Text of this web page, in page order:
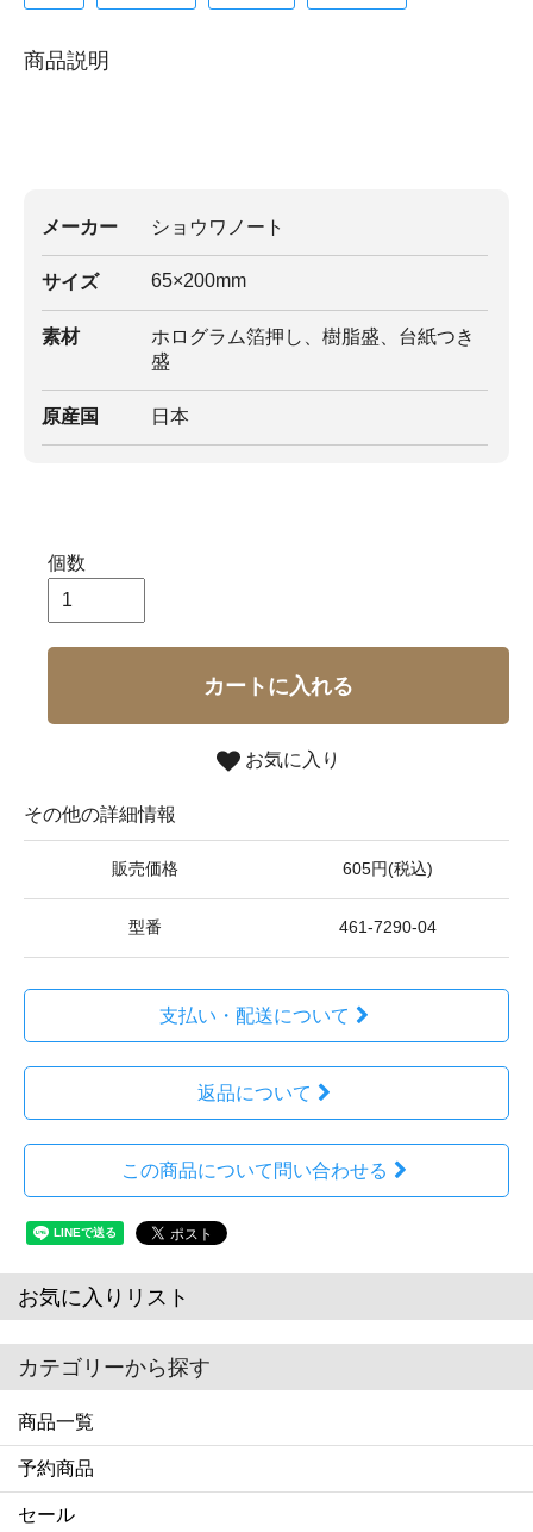
商品説明
メーカー ショウワノート
サイズ 65×200mm
素材
ホログラム箔押し、樹脂盛、台紙つき
盛
原産国 日本
個数
カートに入れる
お気に入り
その他の詳細情報
販売価格 605円(税込)
型番 461-7290-04
支払い・配送について
返品について
この商品について問い合わせる
お気に入りリスト
カテゴリーから探す
商品一覧
予約商品
セール